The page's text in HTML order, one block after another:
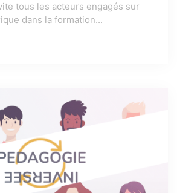
tous les acteurs engagés sur
dans la formation...